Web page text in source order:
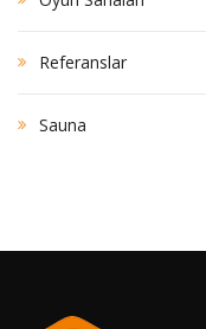
Referanslar
Sauna